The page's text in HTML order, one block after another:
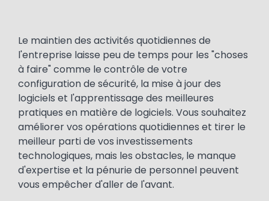
Text
Le maintien des activités quotidiennes de
l'entreprise laisse peu de temps pour les "choses
à faire" comme le contrôle de votre
configuration de sécurité, la mise à jour des
logiciels et l'apprentissage des meilleures
pratiques en matière de logiciels. Vous souhaitez
améliorer vos opérations quotidiennes et tirer le
meilleur parti de vos investissements
technologiques, mais les obstacles, le manque
d'expertise et la pénurie de personnel peuvent
vous empêcher d'aller de l'avant.